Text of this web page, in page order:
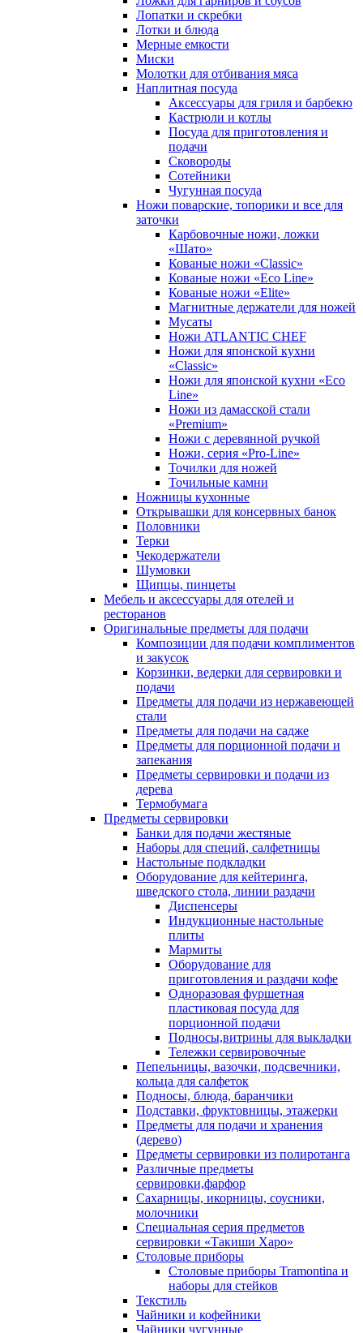
Лопатки и скребки
Лотки и блюда
Мерные емкости
Миски
Молотки для отбивания мяса
Наплитная посуда
Аксессуары для гриля и барбекю
Кастрюли и котлы
Посуда для приготовления и
подачи
Сковороды
Сотейники
Чугунная посуда
Ножи поварские, топорики и все для
заточки
Карбовочные ножи, ложки
«Шато»
Кованые ножи «Classic»
Кованые ножи «Eco Line»
Кованые ножи «Elite»
Магнитные держатели для ножей
Мусаты
Ножи ATLANTIC CHEF
Ножи для японской кухни
«Classic»
Ножи для японской кухни «Eco
Line»
Ножи из дамасской стали
«Premium»
Ножи с деревянной ручкой
Ножи, серия «Pro-Line»
Точилки для ножей
Точильные камни
Ножницы кухонные
Открывашки для консервных банок
Половники
Терки
Чекодержатели
Шумовки
Щипцы, пинцеты
Мебель и аксессуары для отелей и
ресторанов
Оригинальные предметы для подачи
Композиции для подачи комплиментов
и закусок
Корзинки, ведерки для сервировки и
подачи
Предметы для подачи из нержавеющей
стали
Предметы для подачи на садже
Предметы для порционной подачи и
запекания
Предметы сервировки и подачи из
дерева
Термобумага
Предметы сервировки
Банки для подачи жестяные
Наборы для специй, салфетницы
Настольные подкладки
Оборудование для кейтеринга,
шведского стола, линии раздачи
Диспенсеры
Индукционные настольные
плиты
Мармиты
Оборудование для
приготовления и раздачи кофе
Одноразовая фуршетная
пластиковая посуда для
порционной подачи
Подносы,витрины для выкладки
Тележки сервировочные
Пепельницы, вазочки, подсвечники,
кольца для салфеток
Подносы, блюда, баранчики
Подставки, фруктовницы, этажерки
Предметы для подачи и хранения
(дерево)
Предметы сервировки из полиротанга
Различные предметы
сервировки,фарфор
Сахарницы, икорницы, соусники,
молочники
Специальная серия предметов
сервировки «Такиши Харо»
Столовые приборы
Столовые приборы Trаmоntina и
наборы для стейков
Текстиль
Чайники и кофейники
Чайники чугунные